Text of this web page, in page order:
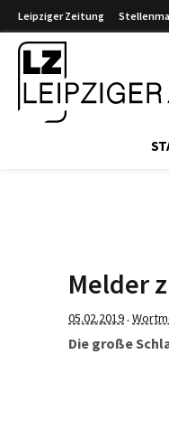
Leipziger Zeitung
Melder
05.02.2019·
Die große